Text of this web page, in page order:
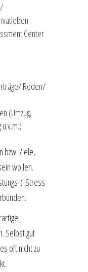
Center
Reden/
(Umzug,
bzw. Ziele,
wollen.
) Stress
Selbst gut
oft nicht zu